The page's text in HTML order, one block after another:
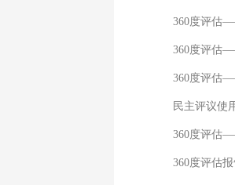
民主评议使